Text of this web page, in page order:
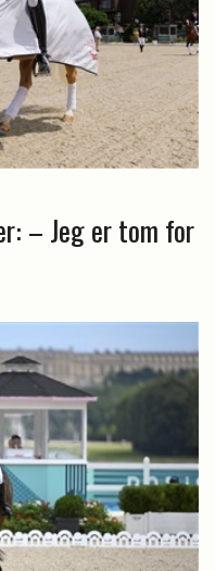
– Jeg er tom for